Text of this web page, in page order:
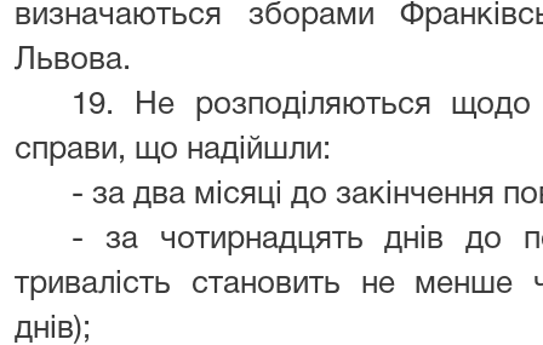
визначаються зборами
Львова.
19. Не розподіляються щодо
справи, що надійшли:
- за два місяці до закінчення
- за чотирнадцять днів до
тривалість становить не менше
днів);